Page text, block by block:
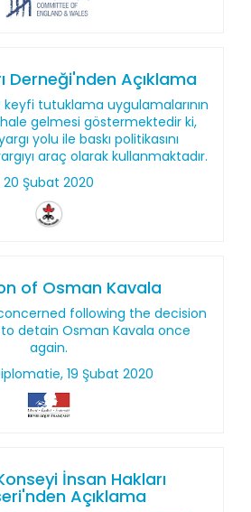
Derneği'nden Açıklama
keyfi tutuklama uygulamalarının
gelmesi göstermektedir ki,
yolu ile baskı politikasını
araç olarak kullanmaktadır.
20 Şubat 2020
of Osman Kavala
following the decision
to detain Osman Kavala once
again.
19 Şubat 2020
İnsan Hakları
Açıklama